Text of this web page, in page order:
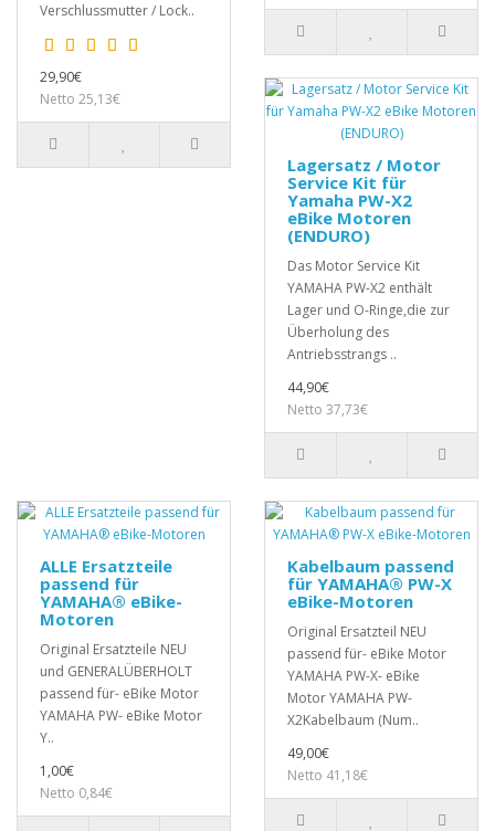
Verschlussmutter / Lock..
29,90€
Netto 25,13€
Lagersatz / Motor
Service Kit für
Yamaha PW-X2
eBike Motoren
(ENDURO)
Das Motor Service Kit
YAMAHA PW-X2 enthält
Lager und O-Ringe,die zur
Überholung des
Antriebsstrangs ..
44,90€
Netto 37,73€
ALLE Ersatzteile
passend für
YAMAHA® eBike-
Motoren
Original Ersatzteile NEU
und GENERALÜBERHOLT
passend für- eBike Motor
YAMAHA PW- eBike Motor
Y..
1,00€
Netto 0,84€
Kabelbaum passend
für YAMAHA® PW-X
eBike-Motoren
Original Ersatzteil NEU
passend für- eBike Motor
YAMAHA PW-X- eBike
Motor YAMAHA PW-
X2Kabelbaum (Num..
49,00€
Netto 41,18€